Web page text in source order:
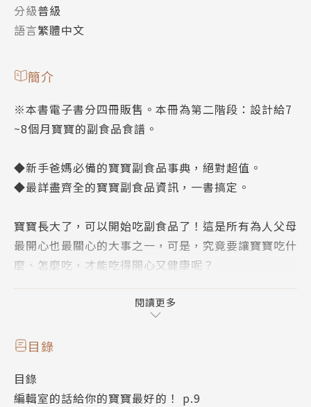
分級普級
語言繁體中文
簡介
※本書電子書分四冊販售。本冊為第二階段：設計給7
~8個月寶寶的副食品食譜。
◆新手爸媽必備的寶寶副食品事典，絕對超值。
◆最詳盡齊全的寶寶副食品資訊，一書搞定。
寶寶長大了，可以開始吃副食品了！這是所有為人父母
最開心也最關心的大事之一，可是，究竟要讓寶寶吃什
麼、怎麼吃，才能吃得開心又健康呢？
本書收錄100道豐富營養的寶寶副食品食譜，更貼心為
新手爸媽們整理了所有關於副食品的重要資訊，解答所
有關於副食品的疑惑。全書以清晰有條理的方式，搭配
要的資訊。
閱讀更多
目錄
目錄
編輯室的話給你的寶寶最好的！ p.9